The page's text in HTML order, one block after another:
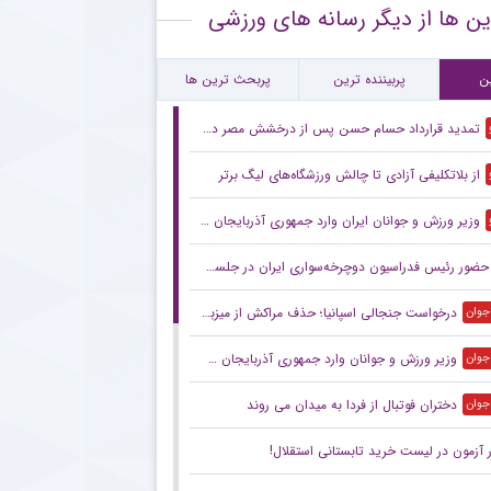
حضور وینیسیوس در رئال مادرید مشخص شد
از آخرین حریف تدارکاتی پرسپولیس پیش از آغاز لیگ برتر
ها از دیگر رسانه های ورزشی
پربیننده ترین پربحث ترین ها
تمدید قرارداد حسام حسن پس از درخشش مصر در جام جهانی
از بلاتکلیفی آزادی تا چالش ورزشگاه‌های لیگ برتر
وزیر ورزش و جوانان ایران وارد جمهوری آذربایجان شد
حضور رئیس فدراسیون دوچرخه‌سواری ایران در جلسه هیئت اجرایی کنفدراسیون آسیا
جوان درخواست جنجالی اسپانیا؛ حذف مراکش از میزبانی جام جهانی ۲۰۳۰ کلید خورد
جوان وزیر ورزش و جوانان وارد جمهوری آذربایجان شد
جوان دختران فوتبال از فردا به میدان می روند
آزمون در لیست خرید تابستانی استقلال!